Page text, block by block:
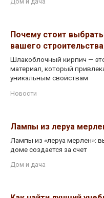
Почему стоит
вашего строительства
Шлакоблочный кирпич —
материал, который
уникальным свойствам
Новости
Лампы из леруа
Лампы из «леруа мерлен»:
доме создается за счет
Дом и дача